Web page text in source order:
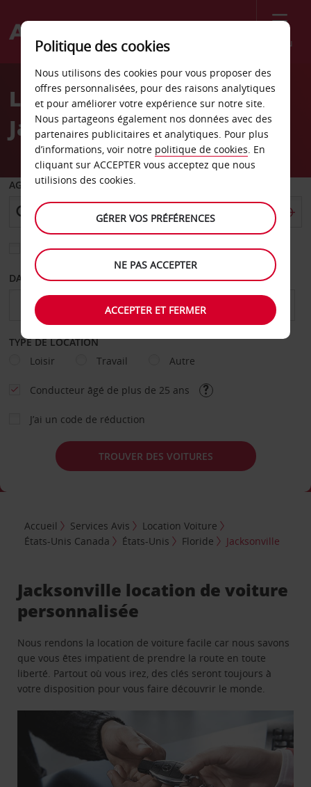
Menu
Welcome
AvisLocation de voiture
Jacksonville
AGENCE DE DÉPART
Sélectionnez une autre agence de retour
DATE DE DÉPART DATE DE RETOUR
TYPE DE LOCATION
Loisir
Travail Autre
Conducteur âgé de plus de 25 ans
J’ai un code de réduction
TROUVER DES VOITURES
Accueil Services Avis
Location Voiture
États-Unis Canada
États-Unis Floride Jacksonville
Jacksonville location de voiture
personnalisée
Nous rendons la location de voiture facile car nous savons
que vous êtes impatient de prendre la route en toute
liberté. Partout où vous irez, des clés seront toujours à
votre disposition pour vous faire découvrir le monde.
Politique des cookies
Nous utilisons des cookies pour vous proposer des
offres personnalisées, pour des raisons analytiques
et pour améliorer votre expérience sur notre site.
Nous partageons également nos données avec des
partenaires publicitaires et analytiques. Pour plus
d’informations, voir notre politique de cookies. En
cliquant sur ACCEPTER vous acceptez que nous
utilisions des cookies.
GÉRER VOS PRÉFÉRENCES
NE PAS ACCEPTER
ACCEPTER ET FERMER